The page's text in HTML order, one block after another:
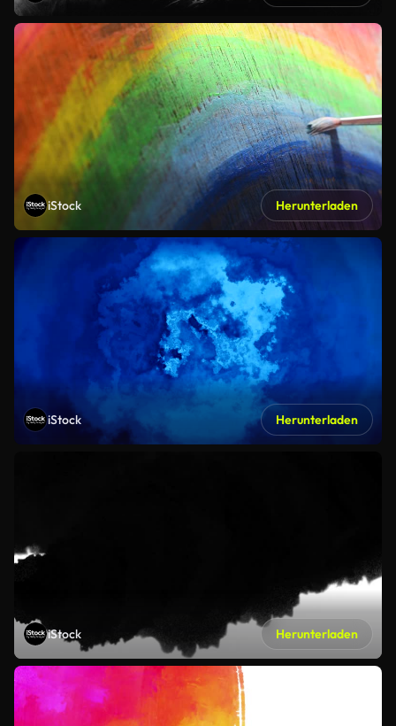
iStock Herunterladen
iStock Herunterladen
iStock Herunterladen